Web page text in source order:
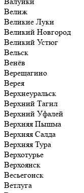
Велиж
Великие Луки
Великий Новгород
Великий Устюг
Вельск
Венёв
Верещагино
Верея
Верхнеуральск
Верхний Тагил
Верхний Уфалей
Верхняя Пышма
Верхняя Салда
Верхняя Тура
Верхотурье
Верхоянск
Весьегонск
Ветлуга